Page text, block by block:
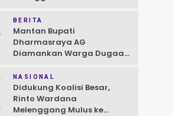
BERITA
Mantan Bupati
Dharmasraya AG
Diamankan Warga Dugaan
NASIONAL
Didukung Koalisi Besar,
Rinto Wardana
Melenggang Mulus ke